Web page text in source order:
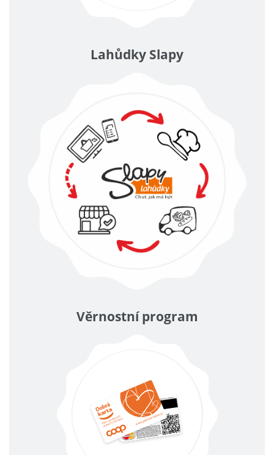
Lahůdky Slapy
Věrnostní program